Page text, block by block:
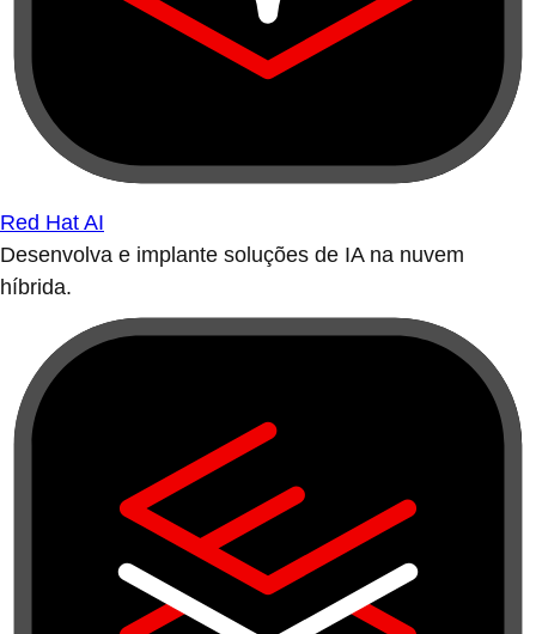
Red Hat AI
Desenvolva e implante soluções de IA na nuvem
híbrida.